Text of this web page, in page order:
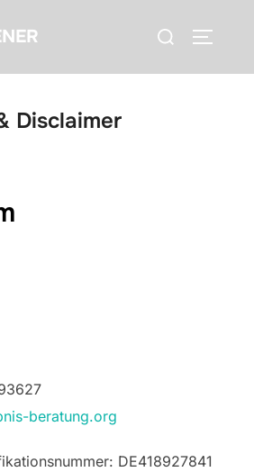
Suchen
Disclaimer
beratung.org
DE418927841